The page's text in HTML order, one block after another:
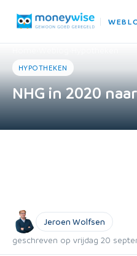
HYPOTHEKEN
NHG in 2020
Jeroen Wolfsen
geschreven op vrijdag 20